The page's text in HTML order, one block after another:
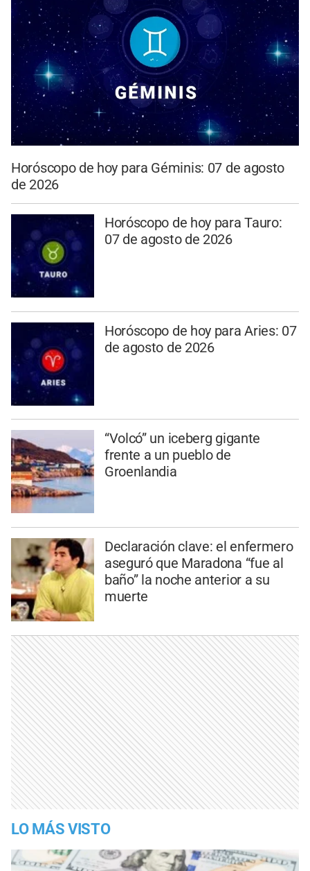
Horóscopo de hoy para Géminis: 07 de agosto
de 2026
Horóscopo de hoy para Tauro:
07 de agosto de 2026
Horóscopo de hoy para Aries: 07
de agosto de 2026
“Volcó” un iceberg gigante
frente a un pueblo de
Groenlandia
Declaración clave: el enfermero
aseguró que Maradona “fue al
baño” la noche anterior a su
muerte
LO MÁS VISTO